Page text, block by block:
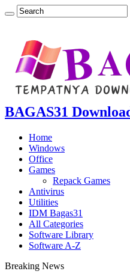
BAGAS31
Home
Windows
Office
Games
Repack Games
Antivirus
Utilities
IDM Bagas31
All Categories
Software Library
Software A-Z
Breaking News